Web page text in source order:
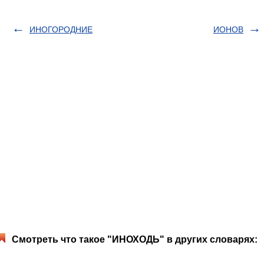
ИНОГОРОДНИЕ ИОНОВ
Смотреть что такое "ИНОХОДЬ" в других словарях: